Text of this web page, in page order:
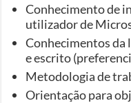
Conhecimento de
utilizador de
Conhecimentos da
e escrito
Metodologia de
Orientação para